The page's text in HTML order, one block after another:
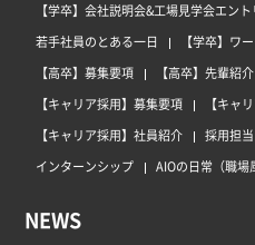
【学卒】会社説明会&工場見学会エン
若手社員のとある一日
【学卒】ワ
【高卒】募集要項
【高卒】先輩紹介
【キャリア採用】募集要項
【キャ
【キャリア採用】社員紹介
採用担
インターンシップ
AIOの日常（職場
NEWS